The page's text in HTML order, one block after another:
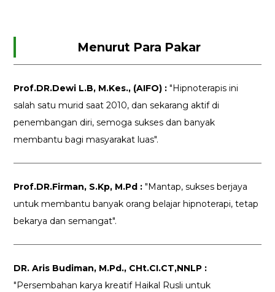
Menurut Para Pakar
Prof.DR.Dewi L.B, M.Kes., (AIFO) :"Hipnoterapis ini
salah satu murid saat 2010, dan sekarang aktif di
penembangan diri, semoga sukses dan banyak
membantu bagi masyarakat luas".
Prof.DR.Firman, S.Kp, M.Pd : "Mantap, sukses berjaya
untuk membantu banyak orang belajar hipnoterapi, tetap
bekarya dan semangat".
DR. Aris Budiman, M.Pd., CHt.CI.CT,NNLP :
"Persembahan karya kreatif Haikal Rusli untuk